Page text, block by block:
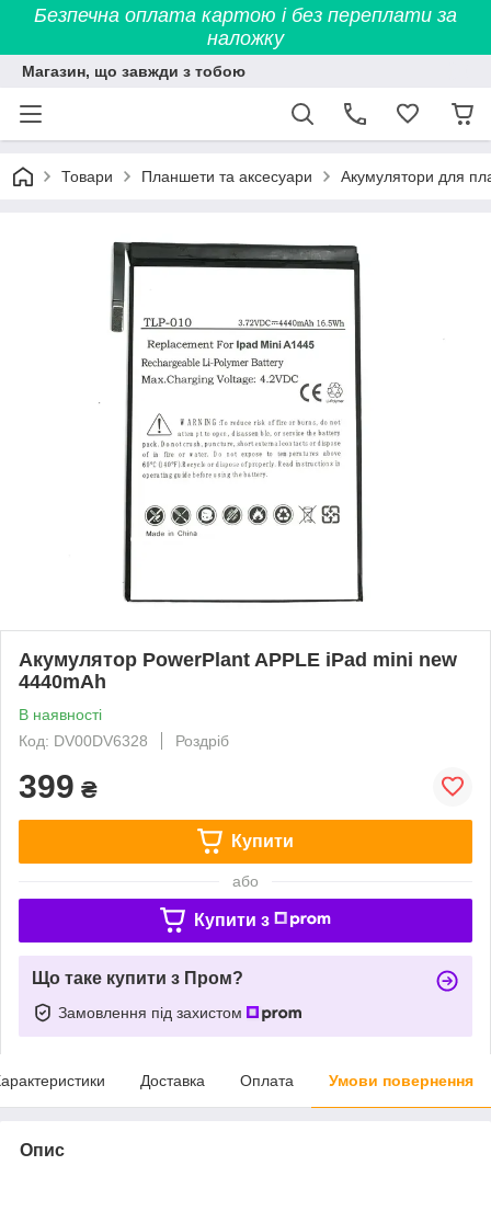
Безпечна оплата картою і без переплати за
наложку
Магазин, що завжди з тобою
Товари Планшети та аксесуари Акумулятори для
Акумулятор PowerPlant APPLE iPad mini new
4440mAh
В наявності
Код: DV00DV6328
Роздріб
399 ₴
Купити
або
Купити з
Що таке купити з Пром?
Замовлення під захистом
Доставка Оплата Умови повернення
Опис